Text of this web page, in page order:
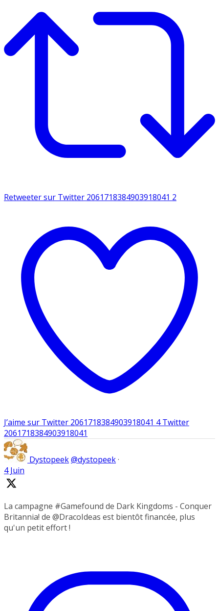
Retweeter sur Twitter 2061718384903918041 2
J’aime sur Twitter 2061718384903918041 4 Twitter
2061718384903918041
Dystopeek@dystopeek·
4 Juin
La campagne #Gamefound de Dark Kingdoms - Conquer
Britannia! de @DracoIdeas est bientôt financée, plus
qu'un petit effort !